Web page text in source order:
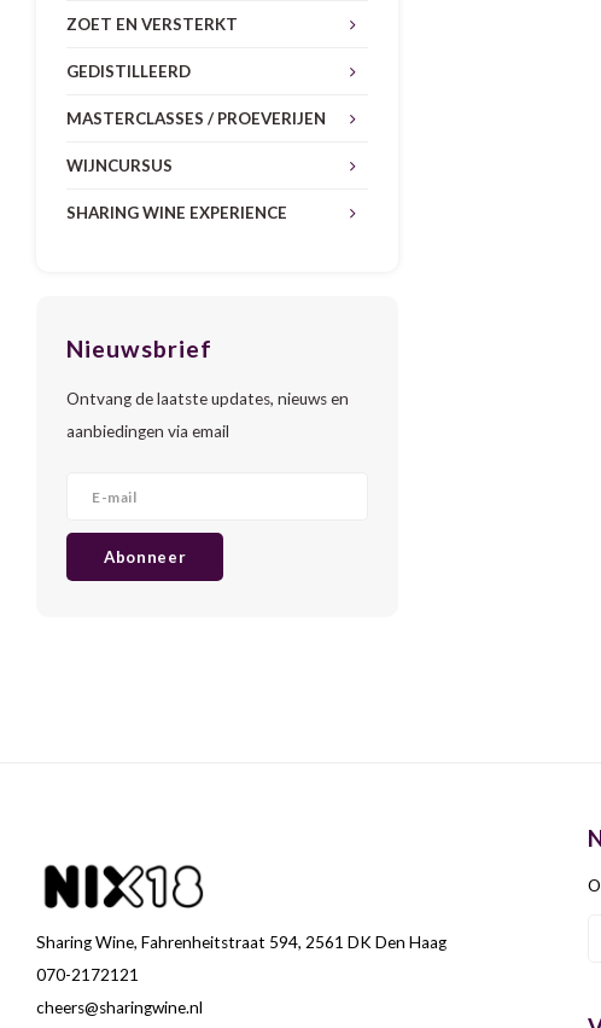
ZOET EN VERSTERKT
GEDISTILLEERD
MASTERCLASSES / PROEVERIJEN
WIJNCURSUS
SHARING WINE EXPERIENCE
Nieuwsbrief
Ontvang de laatste updates, nieuws en
aanbiedingen via email
Abonneer
Sharing Wine, Fahrenheitstraat 594, 2561 DK Den Haag
070-2172121
cheers@sharingwine.nl